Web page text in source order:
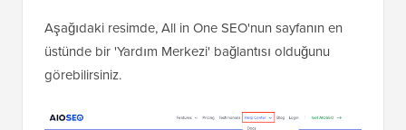
Aşağıdaki resimde, All in One SEO'nun sayfanın en
üstünde bir 'Yardım Merkezi' bağlantısı olduğunu
görebilirsiniz.